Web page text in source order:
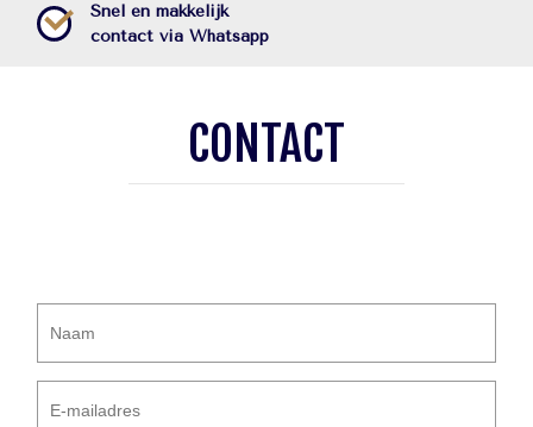
Snel en makkelijk
contact via Whatsapp
CONTACT
mailadres *